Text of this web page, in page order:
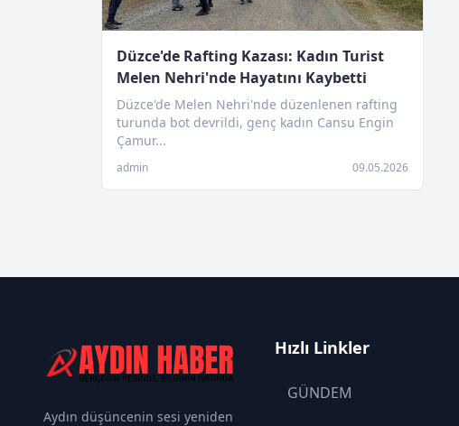
Düzce'de Rafting Kazası: Kadın Turist
Melen Nehri'nde Hayatını Kaybetti
Düzce'de Melen Nehri'nde düzenlenen rafting
turunda bot devrildi, genç kadın Cansu Engin
Çamur...
admin 09.05.2026
Aydın düşüncenin sesi yeniden
Hızlı Linkler
GÜNDEM